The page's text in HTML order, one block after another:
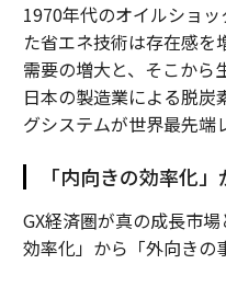
1970年代のオイルショ
た省エネ技術は存在感を
需要の増大と、そこから
日本の製造業による脱炭
グシステムが世界最先端
「内向きの効率化
GX経済圏が真の成長市
効率化」から「外向きの